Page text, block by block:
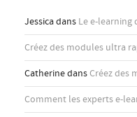
Jessicadans Le e-learning
CatherinedansCréez des modules